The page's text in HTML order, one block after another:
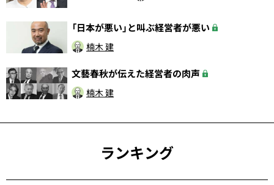
「日本が悪い」と叫ぶ経営者が悪い
楠木 建
文藝春秋が伝えた経営者の肉声
楠木 建
ランキング